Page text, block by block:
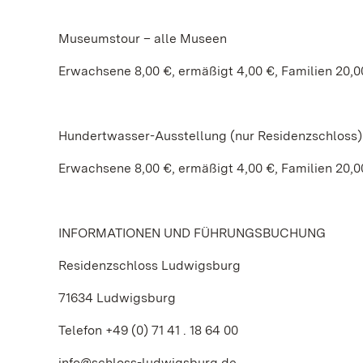
Museumstour – alle Museen
Erwachsene 8,00 €, ermäßigt 4,00 €, Familien
Hundertwasser-Ausstellung (nur Residenzschloss)
Erwachsene 8,00 €, ermäßigt 4,00 €, Familien
INFORMATIONEN UND FÜHRUNGSBUCHUNG
Residenzschloss Ludwigsburg
71634 Ludwigsburg
Telefon +49 (0) 71 41 . 18 64 00